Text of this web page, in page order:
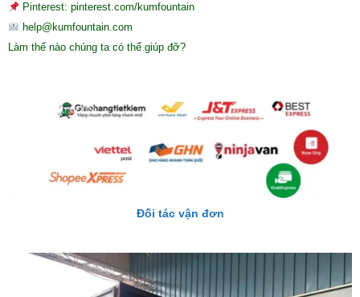
Pinterest: pinterest.com/kumfountain
help@kumfountain.com
Làm thế nào chúng ta có thể giúp đỡ?
Đối tác vận đơn